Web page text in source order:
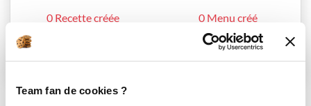
Team fan de cookies ?
0 Recette créée 0 Menu créé